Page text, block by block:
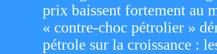
prix baissent fortement au
« contre-choc pétrolier »
pétrole sur la croissance :